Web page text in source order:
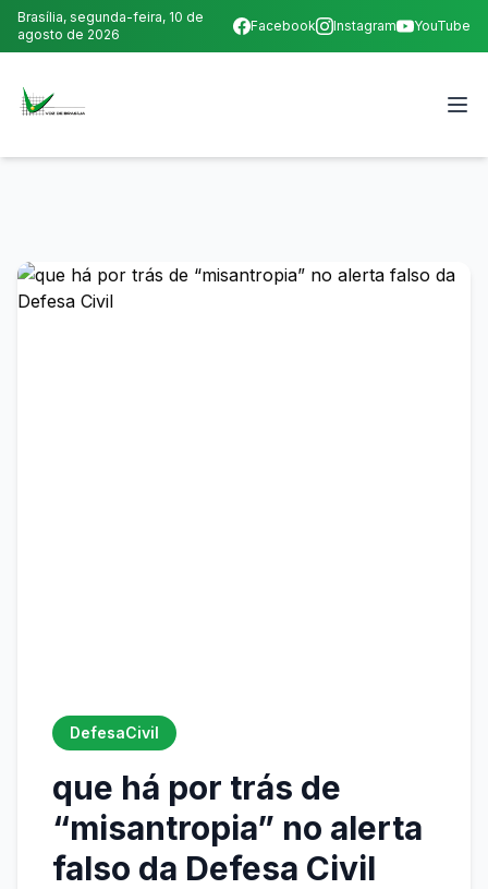
Brasília, segunda-feira, 10 de
agosto de 2026
Facebook Instagram YouTube
DefesaCivil
que há por trás de
“misantropia” no alerta
falso da Defesa Civil